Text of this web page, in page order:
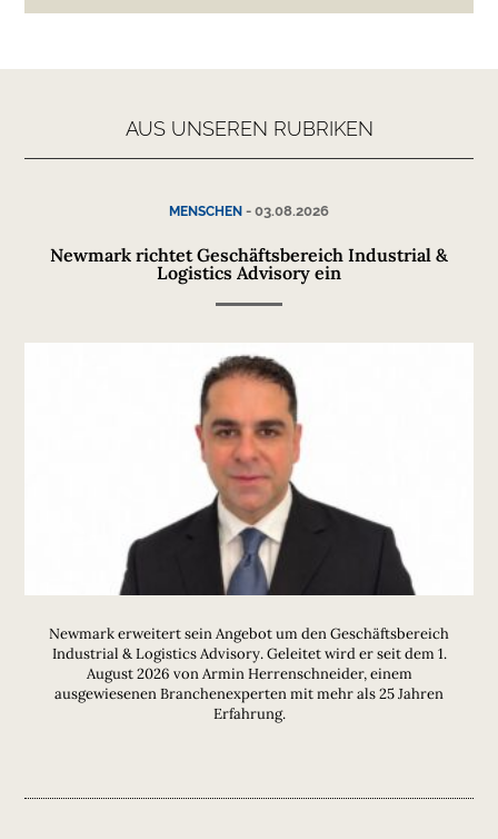
AUS UNSEREN RUBRIKEN
MENSCHEN - 03.08.2026
Newmark richtet Geschäftsbereich Industrial &
Logistics Advisory ein
Newmark erweitert sein Angebot um den Geschäftsbereich
Industrial & Logistics Advisory. Geleitet wird er seit dem 1.
August 2026 von Armin Herrenschneider, einem
ausgewiesenen Branchenexperten mit mehr als 25 Jahren
Erfahrung.